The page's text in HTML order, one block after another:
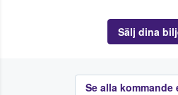
Sälj dina
Se alla kommande